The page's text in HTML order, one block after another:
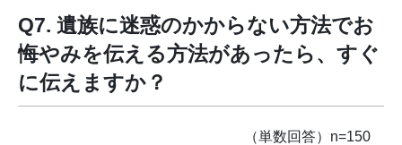
Q7. 遺族に迷惑のかからない方法でお
悔やみを伝える方法があったら、すぐ
に伝えますか？
（単数回答）n=150